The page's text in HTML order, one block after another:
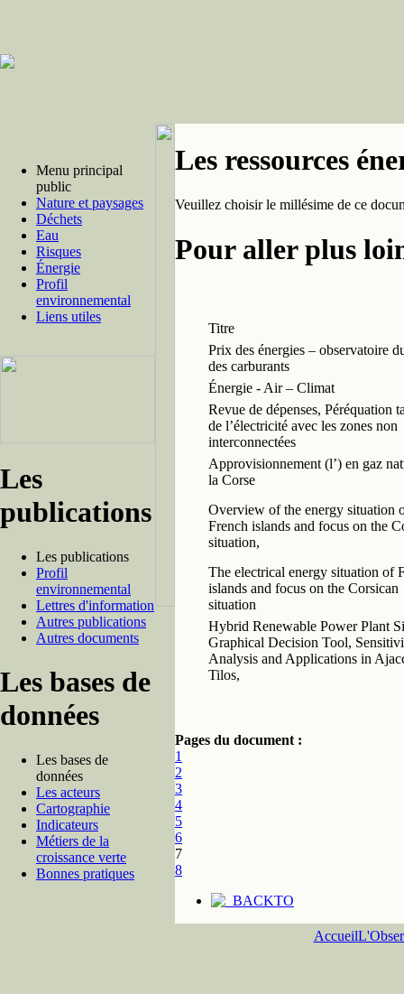
Menu principal
public
Nature et paysages
Déchets
Eau
Risques
Énergie
Profil
environnemental
Liens utiles
Les
publications
Les publications
Profil
environnemental
Lettres d'information
Autres publications
Autres documents
Les bases de
données
Les bases de
données
Les acteurs
Cartographie
Indicateurs
Métiers de la
croissance verte
Bonnes pratiques
Les ressources
Veuillez choisir le millésime de ce
Pour aller plus
Titre
Prix des énergies – observatoire
des carburants
Énergie - Air – Climat
Revue de dépenses, Péréquation
de l’électricité avec les zones non
interconnectées
Approvisionnement (l’) en gaz
la Corse
Overview of the energy situation
French islands and focus on the
situation,
The electrical energy situation of
islands and focus on the Corsican
situation
Hybrid Renewable Power Plant
Graphical Decision Tool,
Analysis and Applications in
Tilos,
Pages du document :
1
2
3
4
5
6
7
8
Accueil